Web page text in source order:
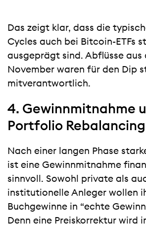
Das zeigt klar, dass die
Cycles auch bei Bitcoin-ETFs
ausgeprägt sind. Abflüsse aus
November waren für den Dip
mitverantwortlich.
4. Gewinnmitnahme
Portfolio Rebalancing
Nach einer langen Phase
ist eine Gewinnmitnahme
sinnvoll. Sowohl private als
institutionelle Anleger wollen
Buchgewinne in “echte
Denn eine Preiskorrektur wird